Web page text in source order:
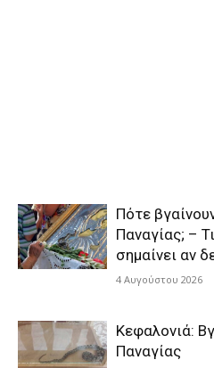
Πότε
Παναγίας; –
σημαίνει αν
4 Αυγούστου 2026
Κεφαλονιά:
Παναγίας